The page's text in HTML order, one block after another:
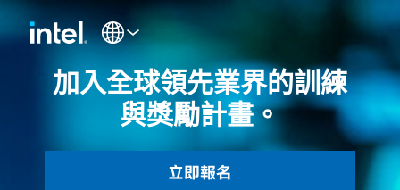
加入全球領先業界的訓練
與獎勵計畫。
立即報名